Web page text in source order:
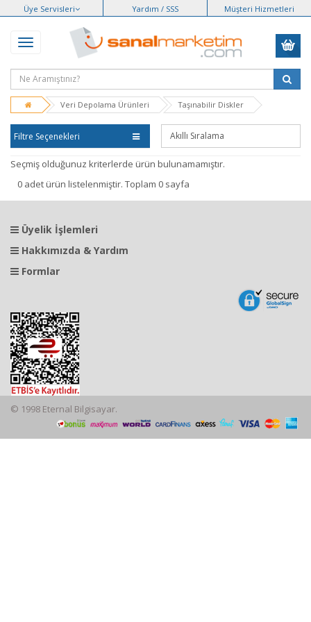
Üye Servisleri Yardım / SSS Müşteri Hizmetleri
Veri Depolama Ürünleri Taşınabilir Diskler
Filtre Seçenekleri
Seçmiş olduğunuz kriterlerde ürün bulunamamıştır.
0 adet ürün listelenmiştir. Toplam 0 sayfa
Üyelik İşlemleri
Hakkımızda & Yardım
Formlar
© 1998 Eternal Bilgisayar.